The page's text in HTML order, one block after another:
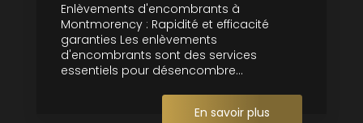
Enlèvements d'encombrants à
Montmorency : Rapidité et efficacité
garanties Les enlèvements
d'encombrants sont des services
essentiels pour désencombre...
En savoir plus